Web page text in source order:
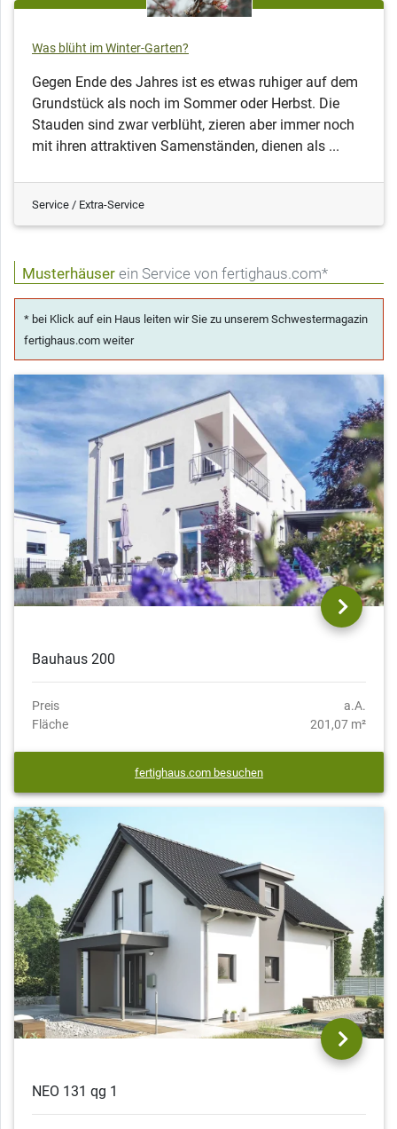
Was blüht im Winter-Garten?
Gegen Ende des Jahres ist es etwas ruhiger auf dem
Grundstück als noch im Sommer oder Herbst. Die
Stauden sind zwar verblüht, zieren aber immer noch
mit ihren attraktiven Samenständen, dienen als ...
Service / Extra-Service
Musterhäuser ein Service von fertighaus.com*
* bei Klick auf ein Haus leiten wir Sie zu unserem Schwestermagazin
fertighaus.com weiter
Bauhaus 200
Preis
a.A.
Fläche
201,07 m²
fertighaus.com besuchen
NEO 131 qg 1